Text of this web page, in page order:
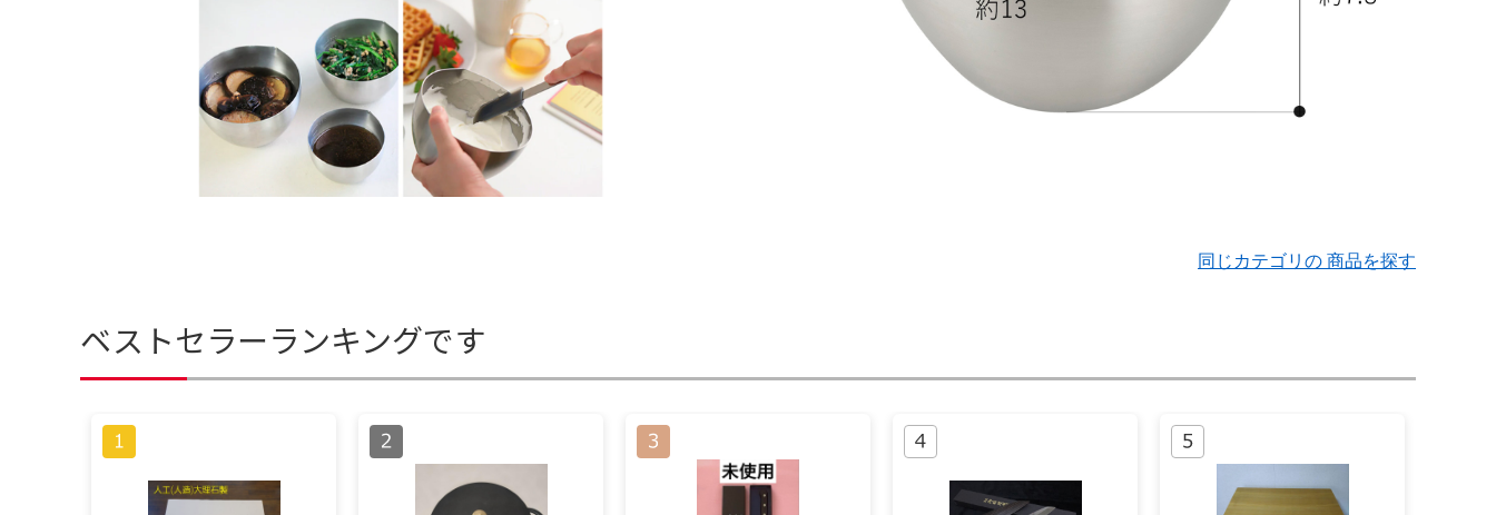
同じカテゴリの 商品を探す
ベストセラーランキングです